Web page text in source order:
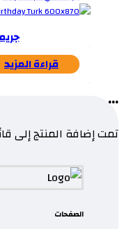
قراءة المزيد
...
تمت إضافة المنتج إلى
الصفحات